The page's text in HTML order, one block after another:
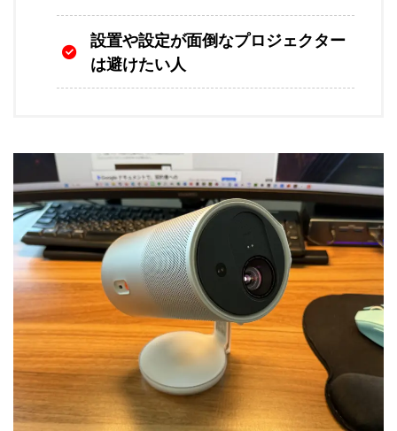
設置や設定が面倒なプロジェクター
は避けたい人